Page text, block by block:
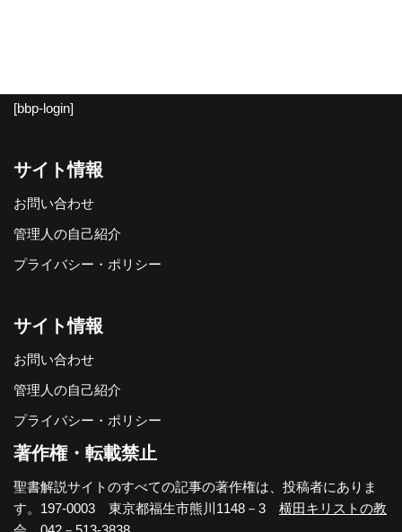
[bbp-login]
サイト情報
お問い合わせ
管理人の自己紹介
プライバシー・ポリシー
サイト情報
お問い合わせ
管理人の自己紹介
プライバシー・ポリシー
著作権・転載禁止
聖書解説サイトのすべての記事の著作権は、投稿者にありま
す。197-0003 東京都福生市熊川1148－3 横田キリストの教